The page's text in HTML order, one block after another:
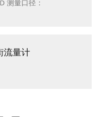
测量口径：
流量计